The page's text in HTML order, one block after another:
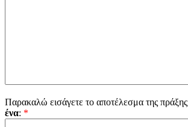
Παρακαλώ εισάγετε το αποτέλεσμα της πράξης
ένα: *